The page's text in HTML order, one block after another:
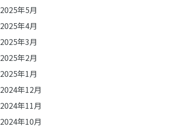
2025年5月
2025年4月
2025年3月
2025年2月
2025年1月
2024年12月
2024年11月
2024年10月